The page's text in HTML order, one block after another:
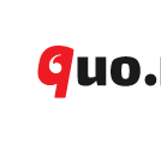
contenido